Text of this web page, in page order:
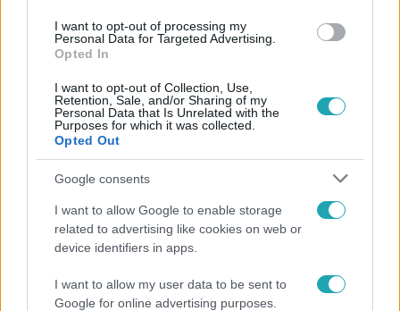
I want to opt-out of processing my
Personal Data for Targeted Advertising.
Opted In
I want to opt-out of Collection, Use,
Retention, Sale, and/or Sharing of my
Personal Data that Is Unrelated with the
Purposes for which it was collected.
Opted Out
Google consents
I want to allow Google to enable storage
related to advertising like cookies on web or
device identifiers in apps.
I want to allow my user data to be sent to
Google for online advertising purposes.
Hosszú Katinka a dokumentumfilmjében Shane
Tusupról: A medencében minden működött